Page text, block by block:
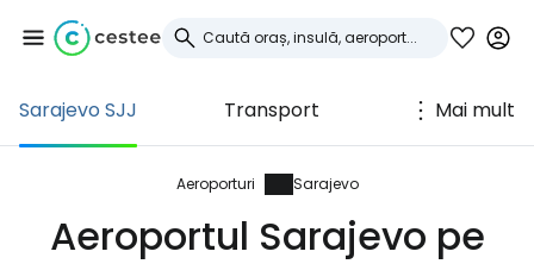
Sarajevo SJJ Transport Mai mult
Aeroporturi Sarajevo
Aeroportul Sarajevo pe
Conectați-vă la
Cestee
... comunitatea mondială a călătorilor